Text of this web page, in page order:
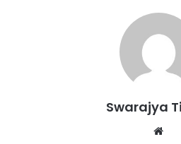
Swarajya